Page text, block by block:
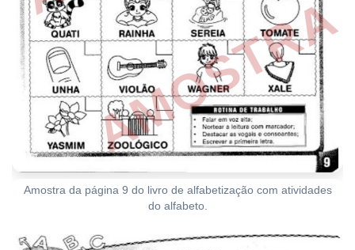
Amostra da página 9 do livro de alfabetização com atividades
do alfabeto.